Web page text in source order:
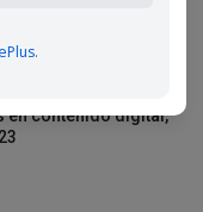
en contenido digital,
.